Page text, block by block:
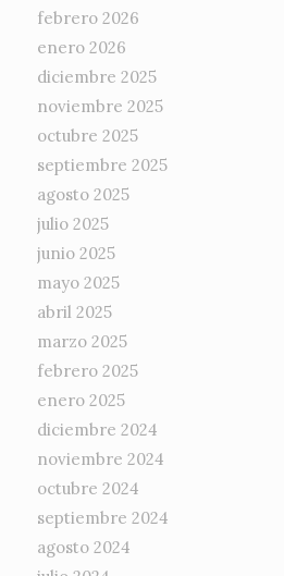
febrero 2026
enero 2026
diciembre 2025
noviembre 2025
octubre 2025
septiembre 2025
agosto 2025
julio 2025
junio 2025
mayo 2025
abril 2025
marzo 2025
febrero 2025
enero 2025
diciembre 2024
noviembre 2024
octubre 2024
septiembre 2024
agosto 2024